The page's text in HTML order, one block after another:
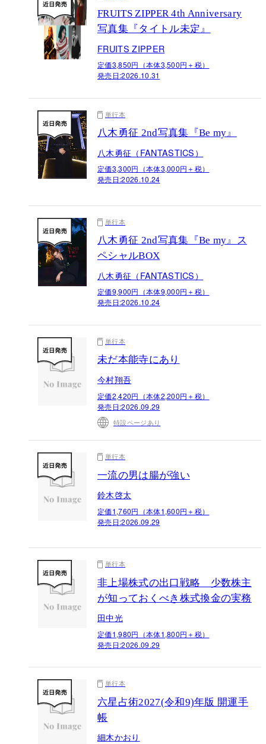
FRUITS ZIPPER 4th Anniversary
写真集『タイトル未定』
FRUITS ZIPPER
定価3,850円（本体3,500円＋税）
発売日:2026.10.31
単行本
八木勇征 2nd写真集『Be my』
八木勇征（FANTASTICS）
定価3,300円（本体3,000円＋税）
発売日:2026.10.24
単行本
八木勇征 2nd写真集『Be my』ス
ペシャルBOX
八木勇征（FANTASTICS）
定価9,900円（本体9,000円＋税）
発売日:2026.10.24
単行本
未だ本能寺にあり
今村翔吾
定価2,420円（本体2,200円＋税）
発売日:2026.09.29
特設ページあり
単行本
一流の男は腸が強い
鈴木啓太
定価1,760円（本体1,600円＋税）
発売日:2026.09.29
単行本
非上場株式の出口戦略 少数株主
が知っておくべき株式換金の実務
田中光
定価1,980円（本体1,800円＋税）
発売日:2026.09.29
単行本
六星占術2027(令和9)年版 開運手
帳
細木かおり